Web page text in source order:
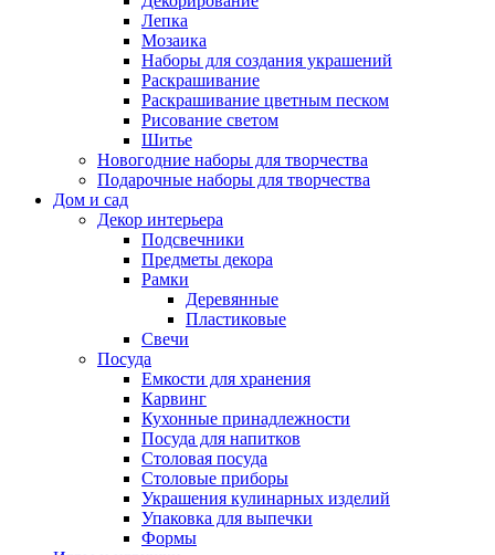
Лепка
Мозаика
Наборы для создания украшений
Раскрашивание
Раскрашивание цветным песком
Рисование светом
Шитье
Новогодние наборы для творчества
Подарочные наборы для творчества
Дом и сад
Декор интерьера
Подсвечники
Предметы декора
Рамки
Деревянные
Пластиковые
Свечи
Посуда
Емкости для хранения
Карвинг
Кухонные принадлежности
Посуда для напитков
Столовая посуда
Столовые приборы
Украшения кулинарных изделий
Упаковка для выпечки
Формы